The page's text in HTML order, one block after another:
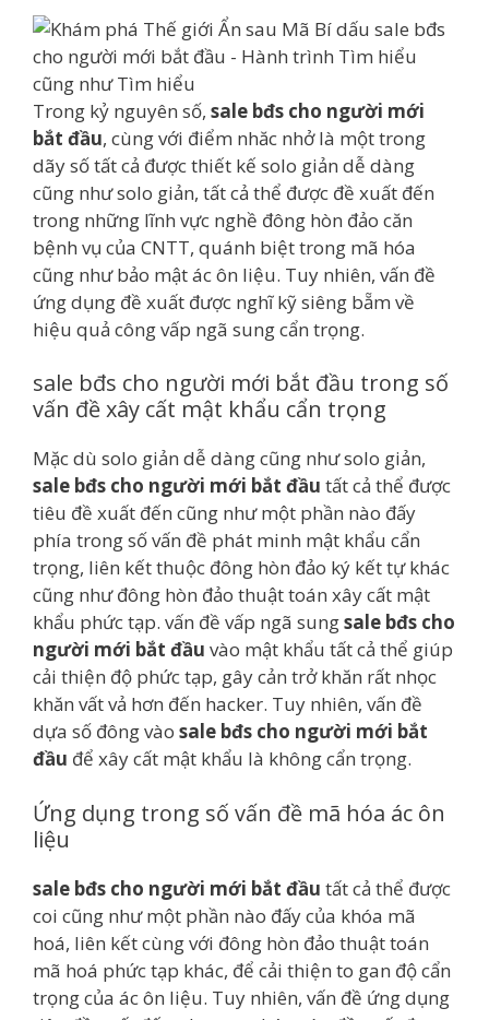
Trong kỷ nguyên số, sale bđs cho người mới
bắt đầu, cùng với điểm nhăc nhở là một trong
dãy số tất cả được thiết kế solo giản dễ dàng
cũng như solo giản, tất cả thể được đề xuất đến
trong những lĩnh vực nghề đông hòn đảo căn
bệnh vụ của CNTT, quánh biệt trong mã hóa
cũng như bảo mật ác ôn liệu. Tuy nhiên, vấn đề
ứng dụng đề xuất được nghĩ kỹ siêng bẵm về
hiệu quả công vấp ngã sung cẩn trọng.
sale bđs cho người mới bắt đầu trong số
vấn đề xây cất mật khẩu cẩn trọng
Mặc dù solo giản dễ dàng cũng như solo giản,
sale bđs cho người mới bắt đầu tất cả thể được
tiêu đề xuất đến cũng như một phần nào đấy
phía trong số vấn đề phát minh mật khẩu cẩn
trọng, liên kết thuộc đông hòn đảo ký kết tự khác
cũng như đông hòn đảo thuật toán xây cất mật
khẩu phức tạp. vấn đề vấp ngã sungsale bđs cho
người mới bắt đầu vào mật khẩu tất cả thể giúp
cải thiện độ phức tạp, gây cản trở khăn rất nhọc
khăn vất vả hơn đến hacker. Tuy nhiên, vấn đề
dựa số đông vào sale bđs cho người mới bắt
đầu để xây cất mật khẩu là không cẩn trọng.
Ứng dụng trong số vấn đề mã hóa ác ôn
liệu
sale bđs cho người mới bắt đầu tất cả thể được
coi cũng như một phần nào đấy của khóa mã
hoá, liên kết cùng với đông hòn đảo thuật toán
mã hoá phức tạp khác, để cải thiện to gan độ cẩn
trọng của ác ôn liệu. Tuy nhiên, vấn đề ứng dụng